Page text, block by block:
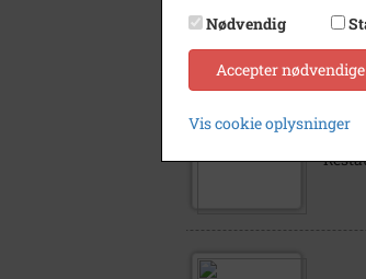
2008
Nødvendig
Accepter nødvendige
Vis cookie oplysninger